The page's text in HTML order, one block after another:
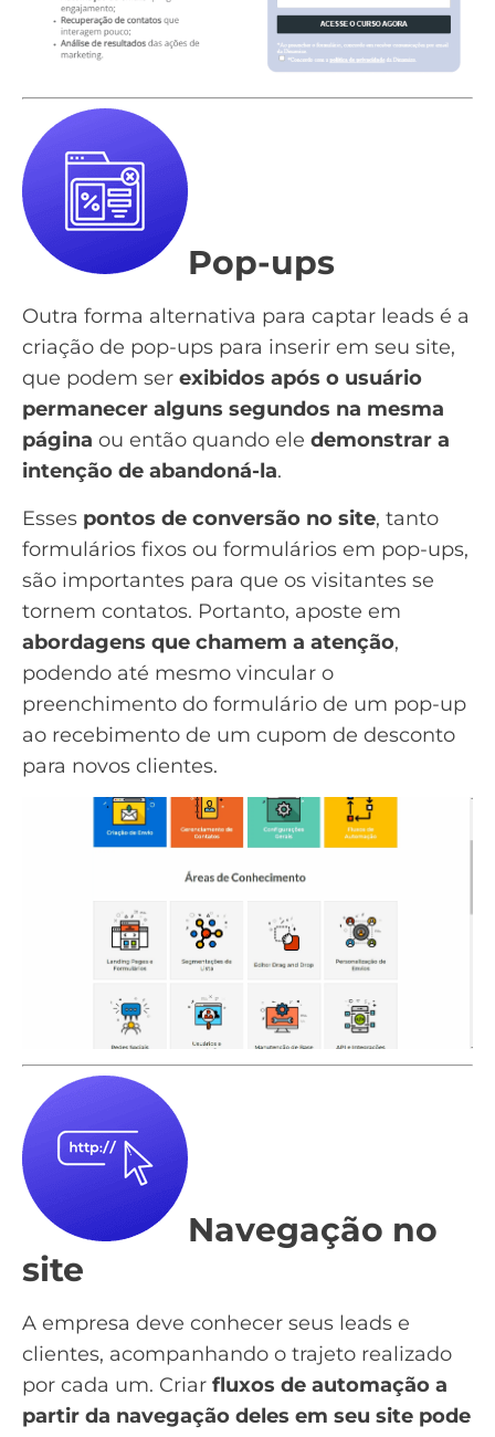
Pop-ups
Outra forma alternativa para captar leads é a
criação de pop-ups para inserir em seu site,
que podem ser exibidos após o usuário
permanecer alguns segundos na mesma
página ou então quando ele demonstrar a
intenção de abandoná-la.
Esses pontos de conversão no site, tanto
formulários fixos ou formulários em pop-ups,
são importantes para que os visitantes se
tornem contatos. Portanto, aposte em
abordagens que chamem a atenção,
podendo até mesmo vincular o
preenchimento do formulário de um pop-up
ao recebimento de um cupom de desconto
para novos clientes.
Navegação no
site
A empresa deve conhecer seus leads e
clientes, acompanhando o trajeto realizado
por cada um. Criar fluxos de automação a
partir da navegação deles em seu site pode